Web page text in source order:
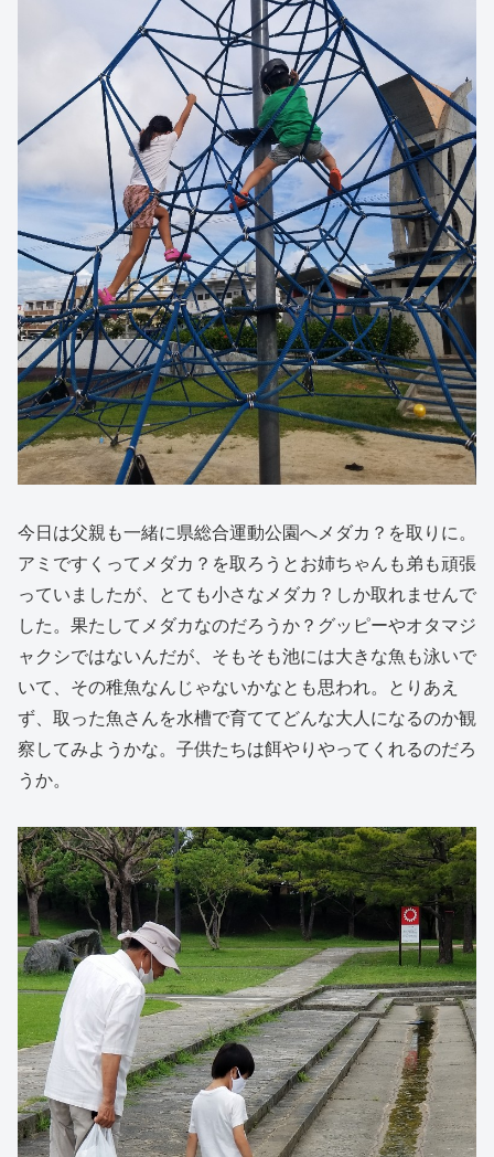
今日は父親も一緒に県総合運動公園へメダカ？を取りに。
アミですくってメダカ？を取ろうとお姉ちゃんも弟も頑張
っていましたが、とても小さなメダカ？しか取れませんで
した。果たしてメダカなのだろうか？グッピーやオタマジ
ャクシではないんだが、そもそも池には大きな魚も泳いで
いて、その稚魚なんじゃないかなとも思われ。とりあえ
ず、取った魚さんを水槽で育ててどんな大人になるのか観
察してみようかな。子供たちは餌やりやってくれるのだろ
うか。